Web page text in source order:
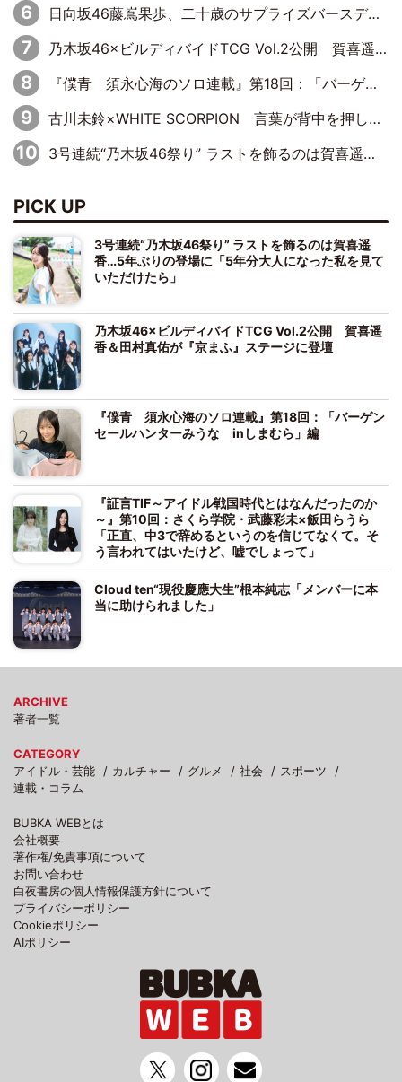
日向坂46藤嶌果歩、二十歳のサプライズバースデーに大喜び「頼られる先輩になれるように努力していきたい」
乃木坂46×ビルディバイドTCG Vol.2公開 賀喜遥香＆田村真佑が『京まふ』ステージに登壇
『僕青 須永心海のソロ連載』第18回：「バーゲンセールハンターみうな inしまむら」編
古川未鈴×WHITE SCORPION 言葉が背中を押した“それぞれの決意”
3号連続“乃木坂46祭り” ラストを飾るのは賀喜遥香…5年ぶりの登場に「5年分大人になった私を見ていただけたら」
PICK UP
3号連続“乃木坂46祭り” ラストを飾るのは賀喜遥
香…5年ぶりの登場に「5年分大人になった私を見て
いただけたら」
乃木坂46×ビルディバイドTCG Vol.2公開 賀喜遥
香＆田村真佑が『京まふ』ステージに登壇
『僕青 須永心海のソロ連載』第18回：「バーゲン
セールハンターみうな inしまむら」編
『証言TIF～アイドル戦国時代とはなんだったのか
～』第10回：さくら学院・武藤彩未×飯田らうら
「正直、中3で辞めるというのを信じてなくて。そ
う言われてはいたけど、嘘でしょって」
Cloud ten“現役慶應大生”根本純志「メンバーに本
当に助けられました」
ARCHIVE
著者一覧
CATEGORY
アイドル・芸能
カルチャー グルメ 社会
スポーツ
連載・コラム
BUBKA WEBとは
会社概要
著作権/免責事項について
お問い合わせ
白夜書房の個人情報保護方針について
プライバシーポリシー
Cookieポリシー
AIポリシー